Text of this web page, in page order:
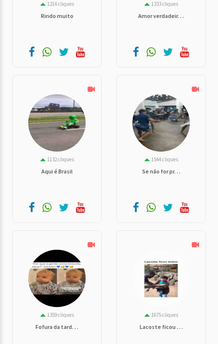
1214 cliques
Rindo muito
1333 cliques
Amor verdadeir. . .
1132 cliques
Aqui é Brasil
1544 cliques
Se não for pr. . .
1359 cliques
Fofura da tard. . .
1675 cliques
Lacoste ficou . . .